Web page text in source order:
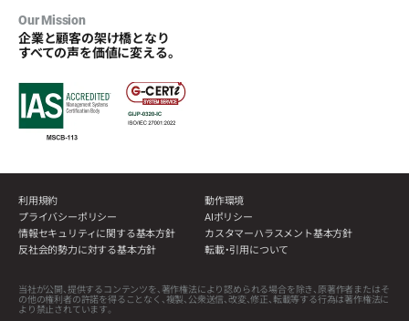
Our Mission
企業と顧客の架け橋となり
すべての声を価値に変える。
利用規約
動作環境
プライバシーポリシー
AIポリシー
情報セキュリティに関する基本方針
カスタマーハラスメント基本方針
反社会的勢力に対する基本方針
転載・引用について
当社が公開、提供するコンテンツを、著作権法により認められる場合を除き、原著作者またはそ
の他の権利者の許諾を得ることなく、複製、公衆送信、改変、修正、転載等する行為は著作権法に
より禁止されています。